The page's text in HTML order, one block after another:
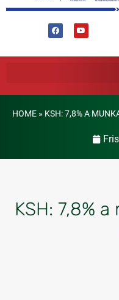
HOME » KSH: 7,8% A
KSH: 7,8%